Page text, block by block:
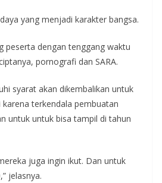
yang menjadi karakter bangsa.
dengan tenggang waktu
pornografi dan SARA.
syarat akan dikembalikan untuk
terkendala pembuatan
untuk untuk bisa tampil di tahun
juga ingin ikut. Dan untuk
jelasnya.